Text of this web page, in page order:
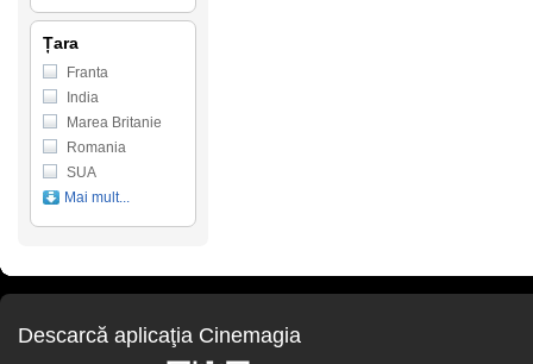
Țara
Franta
India
Marea Britanie
Romania
SUA
Mai mult...
Descarcă aplicaţia Cinemagia